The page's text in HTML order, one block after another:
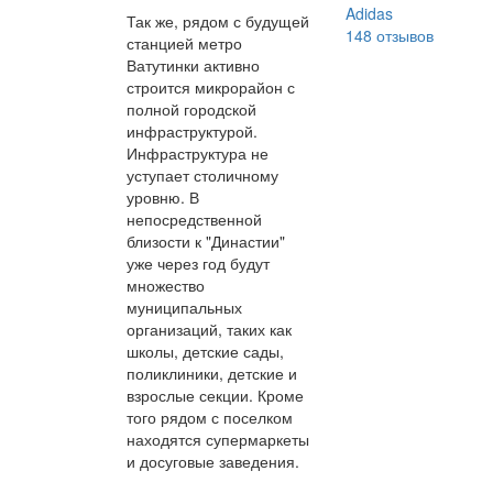
Так же, рядом с будущей
станцией метро
Ватутинки активно
строится микрорайон с
полной городской
инфраструктурой.
Инфраструктура не
уступает столичному
уровню. В
непосредственной
близости к "Династии"
уже через год будут
множество
муниципальных
организаций, таких как
школы, детские сады,
поликлиники, детские и
взрослые секции. Кроме
того рядом с поселком
находятся супермаркеты
и досуговые заведения.
Adidas
148 отзывов